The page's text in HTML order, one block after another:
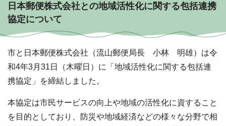
日本郵便株式会社との地域活性化に関する包括連携
協定について
市と日本郵便株式会社（流山郵便局長 小林 明雄）は令
和4年3月31日（木曜日）に「地域活性化に関する包括連
携協定」を締結しました。
本協定は市民サービスの向上や地域の活性化に資すること
を目的としており、防災や地域経済などの様々な分野で相